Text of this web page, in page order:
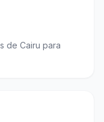
de Cairu para